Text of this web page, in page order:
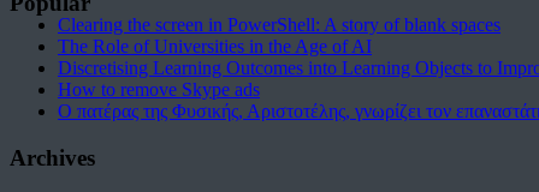
Clearing the screen in PowerShell: A story of blank spaces
The Role of Universities in the Age of AI
Discretising Learning Outcomes into Learning Objects to
How to remove Skype ads
Ο πατέρας της Φυσικής, Αριστοτέλης, γνωρίζει τον
Archives